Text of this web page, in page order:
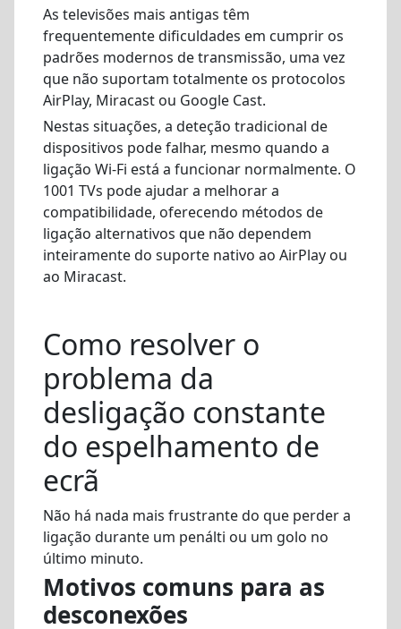
As televisões mais antigas têm
frequentemente dificuldades em cumprir os
padrões modernos de transmissão, uma vez
que não suportam totalmente os protocolos
AirPlay, Miracast ou Google Cast.
Nestas situações, a deteção tradicional de
dispositivos pode falhar, mesmo quando a
ligação Wi-Fi está a funcionar normalmente. O
1001 TVs pode ajudar a melhorar a
compatibilidade, oferecendo métodos de
ligação alternativos que não dependem
inteiramente do suporte nativo ao AirPlay ou
ao Miracast.
Como resolver o
problema da
desligação constante
do espelhamento de
ecrã
Não há nada mais frustrante do que perder a
ligação durante um penálti ou um golo no
último minuto.
Motivos comuns para as
desconexões